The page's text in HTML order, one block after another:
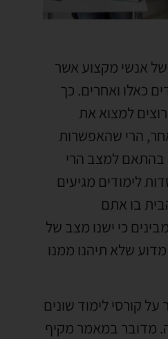
אנשי מקצוע אשר
כאלו ואחרים. כך
למצוא את
הרי שהאפשרות
בהתאם למצב הרי
לימודים מגיעים
בו אתם
כי ישנו מצב של
שלא תיהנו ממנו
קורסי לימוד שונים
מדובר במאמר מקיף